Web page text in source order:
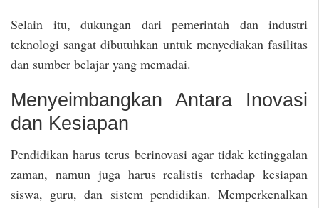
Selain itu, dukungan dari pemerintah dan industri
teknologi sangat dibutuhkan untuk menyediakan fasilitas
dan sumber belajar yang memadai.
Menyeimbangkan Antara Inovasi
dan Kesiapan
Pendidikan harus terus berinovasi agar tidak ketinggalan
zaman, namun juga harus realistis terhadap kesiapan
siswa, guru, dan sistem pendidikan. Memperkenalkan